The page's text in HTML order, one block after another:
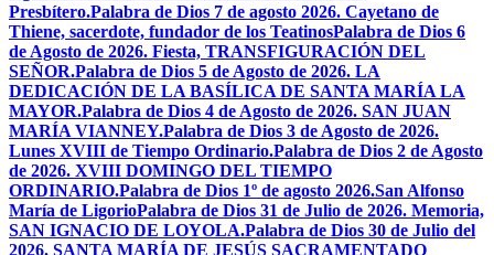
Presbítero.Palabra de Dios 7 de agosto 2026. Cayetano de
Thiene, sacerdote, fundador de los TeatinosPalabra de Dios 6
de Agosto de 2026. Fiesta, TRANSFIGURACIÓN DEL
SEÑOR.Palabra de Dios 5 de Agosto de 2026. LA
DEDICACIÓN DE LA BASÍLICA DE SANTA MARÍA LA
MAYOR.Palabra de Dios 4 de Agosto de 2026. SAN JUAN
MARÍA VIANNEY.Palabra de Dios 3 de Agosto de 2026.
Lunes XVIII de Tiempo Ordinario.Palabra de Dios 2 de Agosto
de 2026. XVIII DOMINGO DEL TIEMPO
ORDINARIO.Palabra de Dios 1º de agosto 2026.San Alfonso
María de LigorioPalabra de Dios 31 de Julio de 2026. Memoria,
SAN IGNACIO DE LOYOLA.Palabra de Dios 30 de Julio del
2026. SANTA MARÍA DE JESÚS SACRAMENTADO